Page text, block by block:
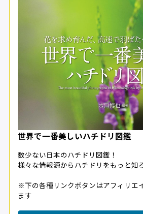
世界で一番美しいハチドリ図鑑
数少ない日本のハチドリ図鑑！
様々な情報源からハチドリをもっと知
※下の各種リンクボタンはアフィリエ
ます